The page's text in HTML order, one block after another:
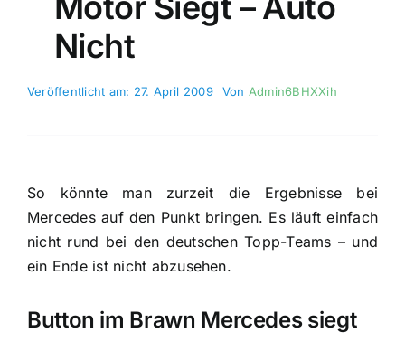
Nicht
Veröffentlicht am: 27. April 2009 Von Admin6BHXXih
So könnte man zurzeit die Ergebnisse bei
Mercedes auf den Punkt bringen. Es läuft einfach
nicht rund bei den deutschen Topp-Teams – und
ein Ende ist nicht abzusehen.
Button im Brawn Mercedes siegt